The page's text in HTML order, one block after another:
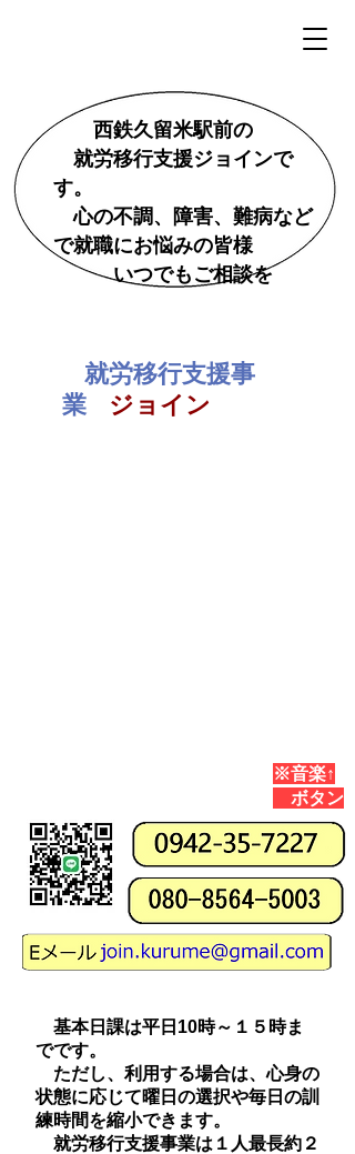
西鉄久留米駅前の
就労移行支援ジョインで
す。
心の不調、障害、難病など
で就職にお悩みの皆様
いつでもご相談を
就労移行支援事
業
ジョイン
​※音楽↑
ボタン
基本日課は平日10時～１５時ま
でです。
ただし、利用する場合は、心身の
状態に応じて曜日の選択や毎日の訓
練時間を縮小できます。
就労移行支援事業は１人最長約２